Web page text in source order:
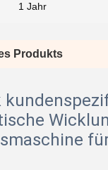
1 Jahr
Produkts